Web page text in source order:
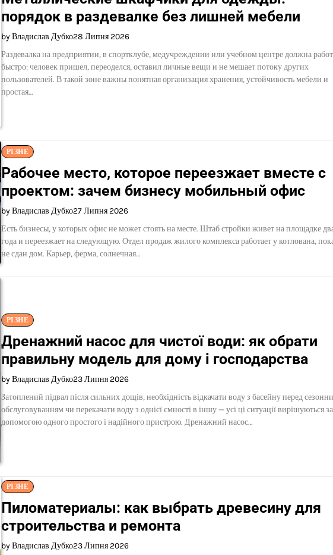
порядок в раздевалке без лишней мебели
by Владислав Дубко28 Липня 2026
Раздевалка на предприятии, в спортклубе, медучреждении или учебном центре должна
быстро: человек пришел, переоделся, оставил личные вещи и не мешает потоку других
пользователей. В такой зоне важны понятная организация хранения, устойчивость мебели и
простая…
РІЗНЕ
Рабочее место, которое переезжает вместе с
проектом: зачем бизнесу мобильный офис
by Владислав Дубко27 Липня 2026
Есть бизнесы, у которых офис не может стоять на месте. Штаб стройки живет на площадке
года и переезжает на следующую. Отдел продаж жилого комплекса работает у котлована,
не сдан дом. Карьер, ферма, солнечная…
РІЗНЕ
Дренажний насос для чистої води: як обрати
правильну модель для дому і господарства
by Владислав Дубко23 Липня 2026
Затоплений підвал після сильних дощів, необхідність відкачати воду з басейну перед
обслуговуванням чи перекачати воду з однієї ємності в іншу — усі ці ситуації вирішуються за
допомогою одного простого і надійного пристрою. Дренажний насос…
РІЗНЕ
Пиломатериалы: как выбрать древесину для
строительства и ремонта
by Владислав Дубко23 Липня 2026